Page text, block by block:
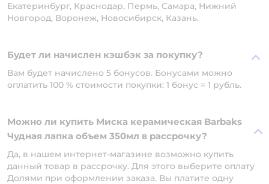
Екатеринбург, Краснодар, Пермь, Самара, Нижний
Новгород, Воронеж, Новосибирск, Казань.
Будет ли начислен кэшбэк за покупку?
Вам будет начислено 5 бонусов. Бонусами можно
оплатить 100 % стоимости покупки: 1 бонус = 1 рубль.
Можно ли купить Миска керамическая Barbaks
Чудная лапка объем 350мл в рассрочку?
Да, в нашем интернет-магазине возможно купить
данный товар в рассрочку. Для этого выберите оплату
Долями при оформлении заказа. Вы платите одну